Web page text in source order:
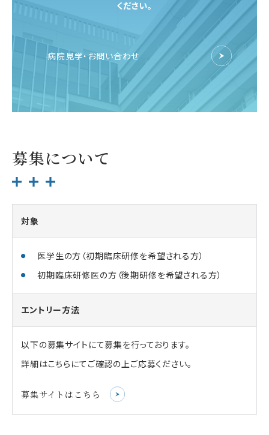
ください。
病院見学・お問い合わせ
募集について
対象
医学生の方（初期臨床研修を希望される方）
初期臨床研修医の方（後期研修を希望される方）
エントリー方法
以下の募集サイトにて募集を行っております。
詳細はこちらにてご確認の上ご応募ください。
募集サイトはこちら